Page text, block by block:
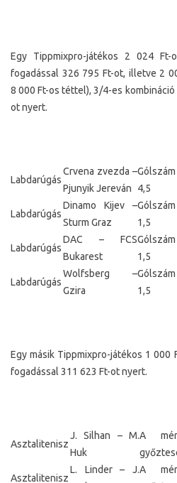
Egy Tippmixpro-játékos 2 024
fogadással 326 795 Ft-ot, illetve 2
8 000 Ft-os téttel), 3/4-es
ot nyert.
Labdarúgás
Crvena zvezda –
Pjunyik Jereván
Gólszám
4,5
Labdarúgás
Dinamo Kijev –
Sturm Graz
Gólszám
1,5
Labdarúgás
DAC – FCS
Bukarest
Gólszám
1,5
Labdarúgás
Wolfsberg –
Gzira
Gólszám
1,5
Egy másik Tippmixpro-játékos 1
fogadással 311 623 Ft-ot nyert.
Asztalitenisz
J. Silhan – M.
Huk
A
Asztalitenisz
L. Linder – J.A